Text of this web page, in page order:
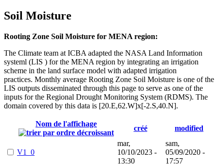
Soil Moisture
Rooting Zone Soil Moisture for MENA region:
The Climate team at ICBA adapted the NASA Land Information
systeml (LIS ) for the MENA region by integrating an irrigation
scheme in the land surface model with adapted irrigation
practices. Monthly average Rooting Zone Soil Moisture is one of the
LIS outputs disseminated through this page to serve as one of the
inputs for the Regional Drought Monitoring System (RDMS). The
domain covered by this data is [20.E,62.W]x[-2.S,40.N].
Nom de l'affichage
créé modified
V1_0
mar,
10/10/2023 -
13:30
sam,
05/09/2020 -
17:57